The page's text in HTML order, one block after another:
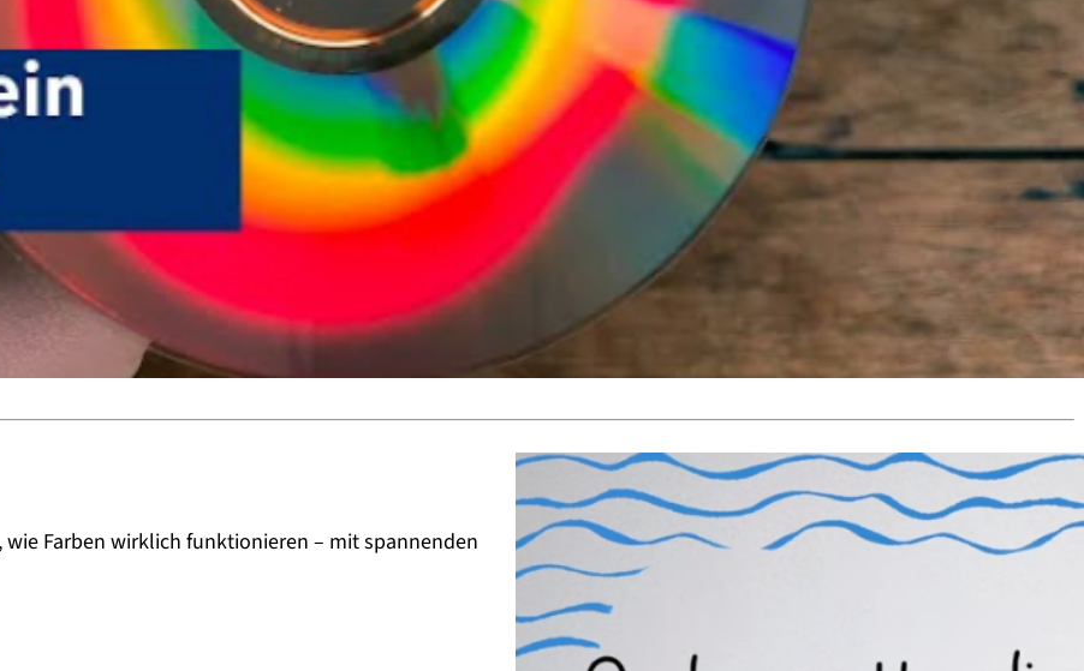
Farben wirklich funktionieren – mit spannenden